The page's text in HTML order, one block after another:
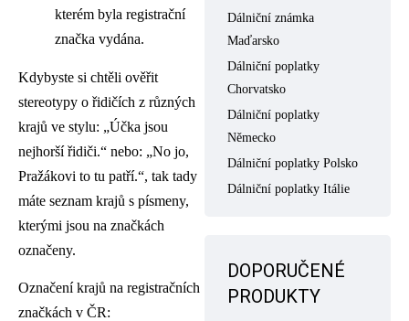
kterém byla registrační
značka vydána.
Kdybyste si chtěli ověřit
stereotypy o řidičích z různých
krajů ve stylu: „Účka jsou
nejhorší řidiči.“ nebo: „No jo,
Pražákovi to tu patří.“, tak tady
máte seznam krajů s písmeny,
kterými jsou na značkách
označeny.
Označení krajů na registračních
značkách v ČR:
Dálniční známka
Maďarsko
Dálniční poplatky
Chorvatsko
Dálniční poplatky
Německo
Dálniční poplatky Polsko
Dálniční poplatky Itálie
DOPORUČENÉ
PRODUKTY